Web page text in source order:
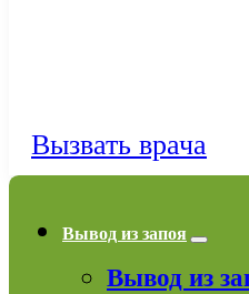
Вызвать врача
Вывод из запоя
Вывод из